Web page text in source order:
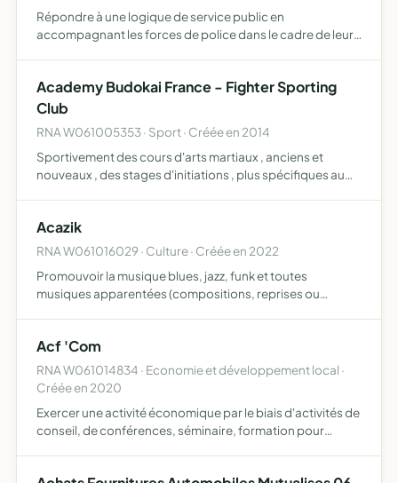
Répondre à une logique de service public en
accompagnant les forces de police dans le cadre de leur
le prolo…
Academy Budokai France - Fighter Sporting
Club
RNA W061005353 · Sport · Créée en 2014
Sportivement des cours d'arts martiaux , anciens et
nouveaux , des stages d'initiations , plus spécifiques au
Acazik
RNA W061016029 · Culture · Créée en 2022
Promouvoir la musique blues, jazz, funk et toutes
musiques apparentées (compositions, reprises ou
des stages d…
Acf 'Com
RNA W061014834 · Economie et développement local ·
Créée en 2020
Exercer une activité économique par le biais d'activités de
conseil, de conférences, séminaire, formation pour